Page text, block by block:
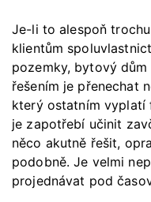
Je-li to alespoň
klientům
pozemky, bytový
řešením je přenechat
který ostatním vyplatí
je zapotřebí učinit
něco akutně řešit,
podobně. Je velmi
projednávat pod